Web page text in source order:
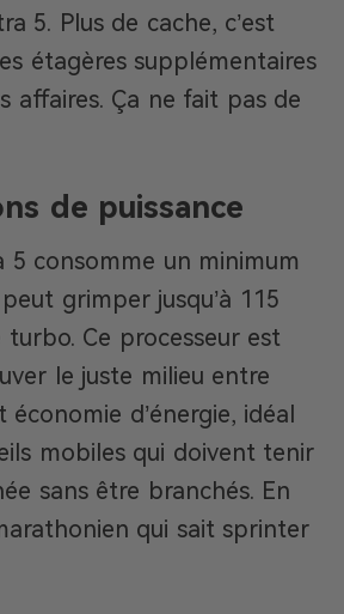
5. Plus de cache, c’est
étagères supplémentaires
affaires. Ça ne fait pas de
de puissance
5 consomme un minimum
grimper jusqu’à 115
Ce processeur est
le juste milieu entre
d’énergie, idéal
mobiles qui doivent tenir
sans être branchés. En
qui sait sprinter